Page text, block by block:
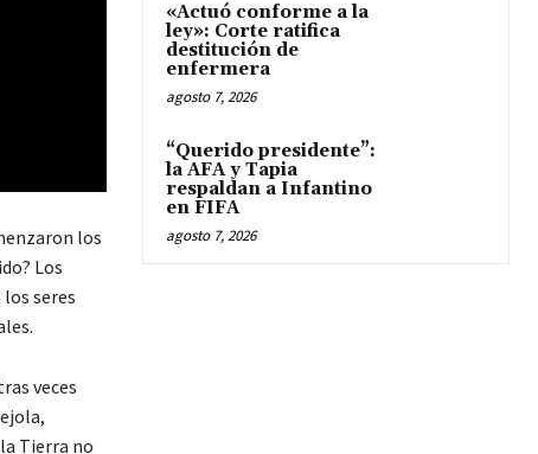
los
Los
seres
veces
Tierra no
«Actuó conforme a la
ley»: Corte ratifica
destitución de
enfermera
agosto 7, 2026
“Querido presidente”:
la AFA y Tapia
respaldan a Infantino
en FIFA
agosto 7, 2026